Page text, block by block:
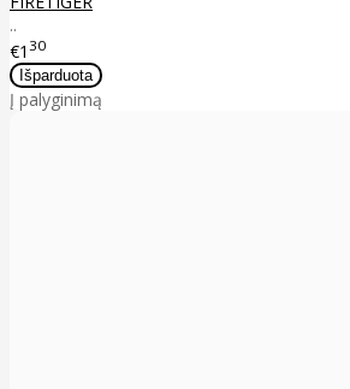
..
€1 30
Į palyginimą